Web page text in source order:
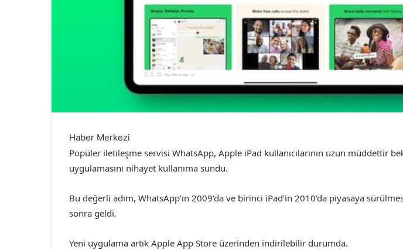
Haber Merkezi
Popüler iletileşme servisi WhatsApp, Apple iPad kullanıcılarının uzun müddettir
uygulamasını nihayet kullanıma sundu.
Bu değerli adım, WhatsApp’ın 2009’da ve birinci iPad’in 2010’da piyasaya
sonra geldi.
Yeni uygulama artık Apple App Store üzerinden indirilebilir durumda.